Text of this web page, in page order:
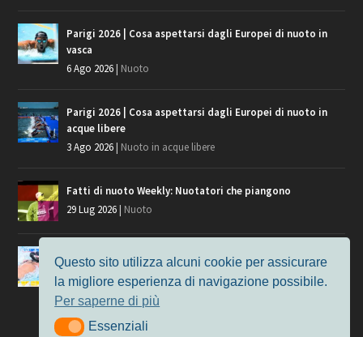
Parigi 2026 | Cosa aspettarsi dagli Europei di nuoto in
vasca
6 Ago 2026| Nuoto
Parigi 2026 | Cosa aspettarsi dagli Europei di nuoto in
acque libere
3 Ago 2026| Nuoto in acque libere
Fatti di nuoto Weekly: Nuotatori che piangono
29 Lug 2026| Nuoto
Giochi del Mediterraneo, i convocati del nuoto per
Taranto 2026
9 Lug 2026
Nuoto
Questo sito utilizza alcuni cookie per assicurare
la migliore esperienza di navigazione possibile.
Per saperne di più
EssenzialiEssenziali